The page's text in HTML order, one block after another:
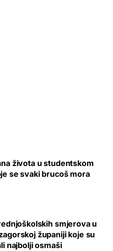
života u studentskom
se svaki brucoš mora
smjerova u
županiji koje su
najbolji osmaši